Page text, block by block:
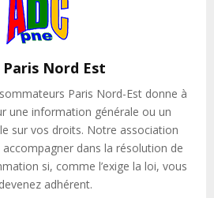
Paris Nord Est
Paris Nord-Est donne à
une information générale ou un
sur vos droits. Notre association
dans la résolution de
si, comme l’exige la loi, vous
adhérent.